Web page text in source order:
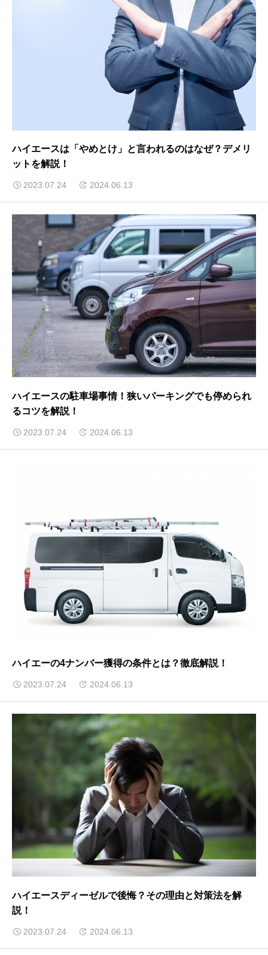
ハイエースは「やめとけ」と言われるのはなぜ？デメリ
ットを解説！︎
2023.07.24 2024.06.13
ハイエースの駐車場事情！狭いパーキングでも停められ
るコツを解説！
2023.07.24 2024.06.13
ハイエーの4ナンバー獲得の条件とは？徹底解説！
2023.07.24 2024.06.13
ハイエースディーゼルで後悔？その理由と対策法を解
説！
2023.07.24 2024.06.13